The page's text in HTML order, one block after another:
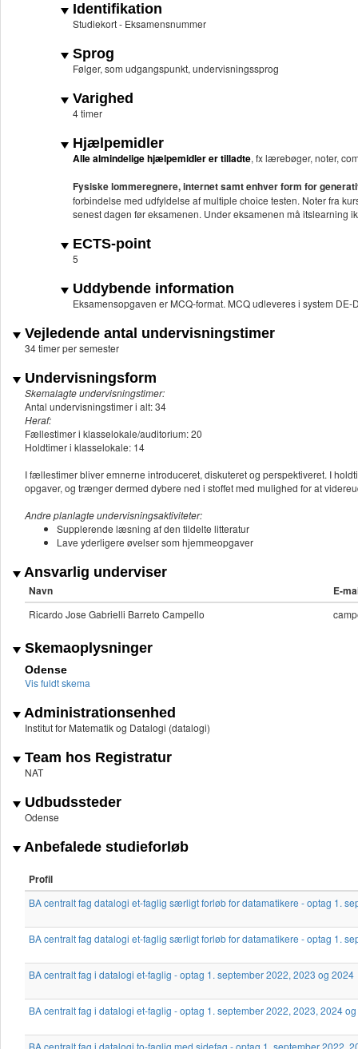
Identifikation
Studiekort - Eksamensnummer
Sprog
Følger, som udgangspunkt, undervisningssprog
Varighed
4 timer
Hjælpemidler
Alle almindelige hjælpemidler er tilladte, fx lærebøger, noter,
Fysiske lommeregnere, internet samt enhver form for
forbindelse med udfyldelse af multiple choice testen. Noter fra
senest dagen før eksamenen. Under eksamenen må itslearning
ECTS-point
5
Uddybende information
Eksamensopgaven er MCQ-format. MCQ udleveres i system
Vejledende antal undervisningstimer
34 timer per semester
Undervisningsform
Skemalagte undervisningstimer:
Antal undervisningstimer i alt: 34
Heraf:
Fællestimer i klasselokale/auditorium: 20
Holdtimer i klasselokale: 14
I fællestimer bliver emnerne introduceret, diskuteret og perspektiveret. I
opgaver, og trænger dermed dybere ned i stoffet med mulighed for at
Andre planlagte undervisningsaktiviteter:
Supplerende læsning af den tildelte litteratur
Lave yderligere øvelser som hjemmeopgaver
Ansvarlig underviser
Navn E-
Ricardo Jose Gabrielli Barreto Campello
Skemaoplysninger
Odense
Vis fuldt skema
Administrationsenhed
Institut for Matematik og Datalogi (datalogi)
Team hos Registratur
NAT
Udbudssteder
Odense
Anbefalede studieforløb
Profil
BA centralt fag datalogi et-faglig særligt forløb for datamatikere - optag 1.
BA centralt fag datalogi et-faglig særligt forløb for datamatikere - optag 1.
BA centralt fag i datalogi et-faglig - optag 1. september 2022, 2023 og 2024
BA centralt fag i datalogi et-faglig - optag 1. september 2022, 2023, 2024